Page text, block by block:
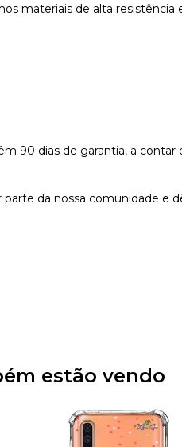
materiais de alta
90 dias de garantia, a
da nossa comunidade e
estão vendo